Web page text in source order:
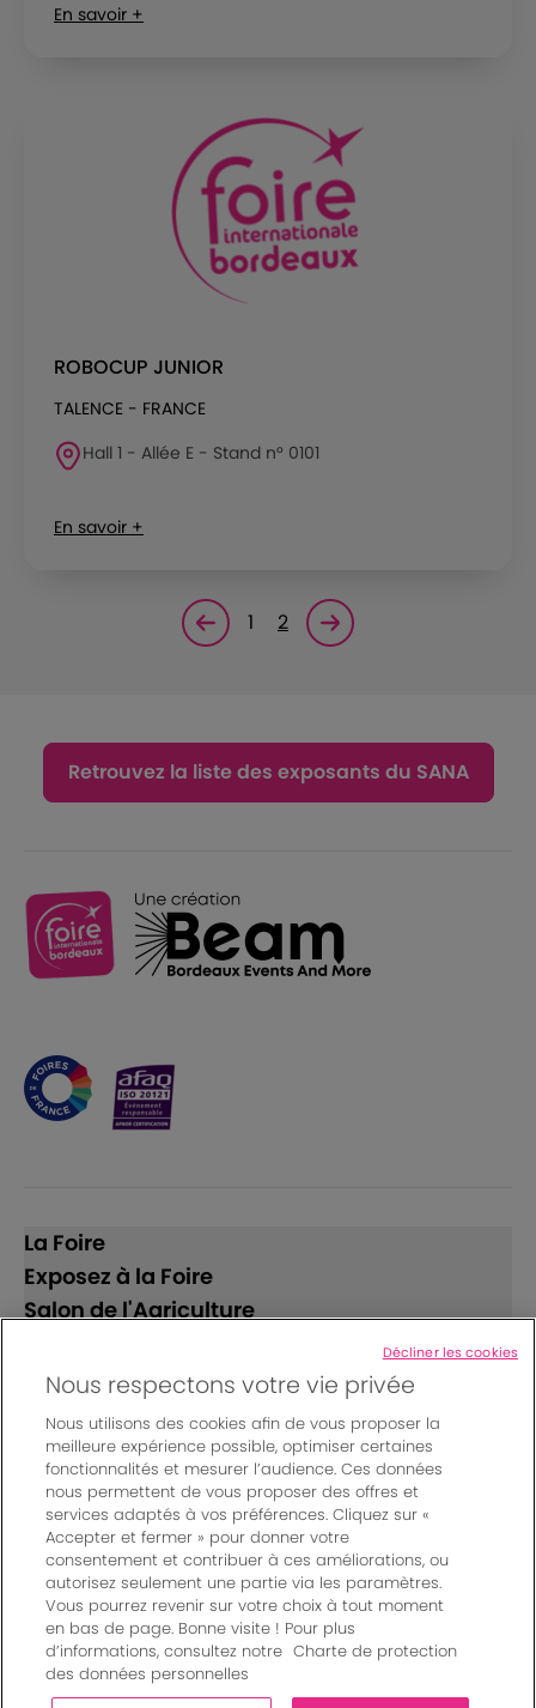
En savoir +
ROBOCUP JUNIOR
TALENCE - FRANCE
Hall 1 - Allée E - Stand n° 0101
En savoir +
Page précédente
1 2 Page suivante<
Retrouvez la liste des exposants du SANA
La Foire
Exposez à la Foire
Salon de l'Agriculture
Suivez-nous
© Bordeaux Events And More | Rue Jean Samazeuilh - CS
20088 - 33070 Bordeaux cedex - France
Mentions légales|
Règlement général des manifestations
Un événement organisé par Bordeaux Events And More
Charte de protection des données personnelles
Nous respectons votre vie privée
Nous utilisons des cookies afin de vous proposer la
meilleure expérience possible, optimiser certaines
fonctionnalités et mesurer l’audience. Ces données
nous permettent de vous proposer des offres et
services adaptés à vos préférences. Cliquez sur «
Accepter et fermer » pour donner votre
consentement et contribuer à ces améliorations, ou
autorisez seulement une partie via les paramètres.
Vous pourrez revenir sur votre choix à tout moment
en bas de page. Bonne visite ! Pour plus
d’informations, consultez notre Charte de protection
des données personnelles
Décliner les cookies